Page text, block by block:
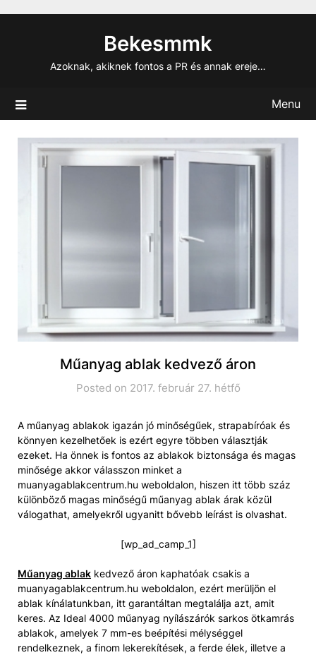
Bekesmmk
Azoknak, akiknek fontos a PR és annak ereje…
Menu
Műanyag ablak kedvező áron
Posted on 2017. február 27. hétfő
A műanyag ablakok igazán jó minőségűek, strapabíróak és
könnyen kezelhetőek is ezért egyre többen választják
ezeket. Ha önnek is fontos az ablakok biztonsága és magas
minősége akkor válasszon minket a
muanyagablakcentrum.hu weboldalon, hiszen itt több száz
különböző magas minőségű műanyag ablak árak közül
válogathat, amelyekről ugyanitt bővebb leírást is olvashat.
[wp_ad_camp_1]
Műanyag ablak kedvező áron kaphatóak csakis a
muanyagablakcentrum.hu weboldalon, ezért merüljön el
ablak kínálatunkban, itt garantáltan megtalálja azt, amit
keres. Az Ideal 4000 műanyag nyílászárók sarkos ötkamrás
ablakok, amelyek 7 mm-es beépítési mélységgel
rendelkeznek, a finom lekerekítések, a ferde élek, illetve a